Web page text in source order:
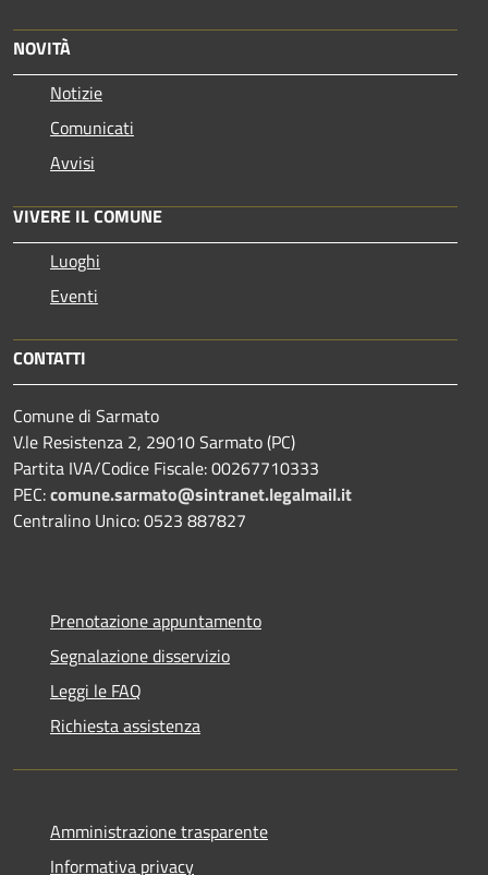
NOVITÀ
Notizie
Comunicati
Avvisi
VIVERE IL COMUNE
Luoghi
Eventi
CONTATTI
Comune di Sarmato
V.le Resistenza 2, 29010 Sarmato (PC)
Partita IVA/Codice Fiscale: 00267710333
PEC:comune.sarmato@sintranet.legalmail.it
Centralino Unico: 0523 887827
Prenotazione appuntamento
Segnalazione disservizio
Leggi le FAQ
Richiesta assistenza
Amministrazione trasparente
Informativa privacy